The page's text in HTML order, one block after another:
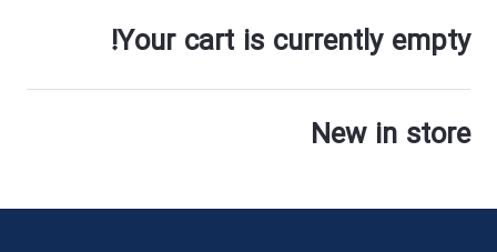
Your cart is currently empty!
New in store